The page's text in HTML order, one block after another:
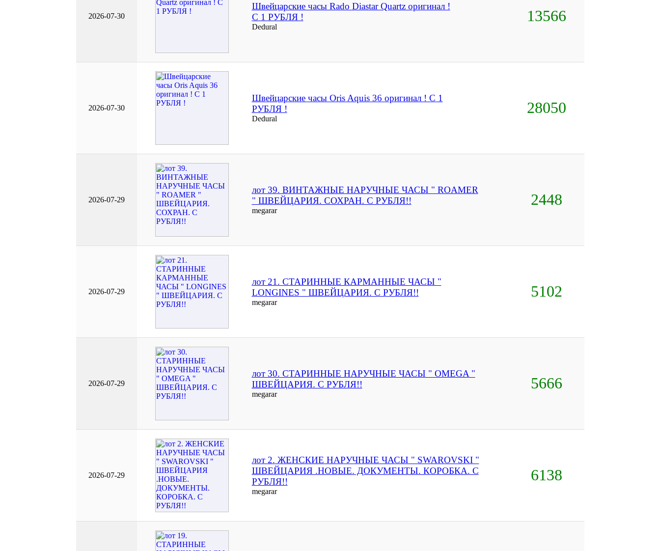
2026-07-30
Швейцарские часы Rado Diastar Quartz оригинал !
С 1 РУБЛЯ !
Dedural
13566
2026-07-30
Швейцарские часы Oris Aquis 36 оригинал ! С 1
РУБЛЯ !
Dedural
28050
2026-07-29
лот 39. ВИНТАЖНЫЕ НАРУЧНЫЕ ЧАСЫ " ROAMER
" ШВЕЙЦАРИЯ. СОХРАН. С РУБЛЯ!!
megarar
2448
2026-07-29
лот 21. СТАРИННЫЕ КАРМАННЫЕ ЧАСЫ "
LONGINES " ШВЕЙЦАРИЯ. С РУБЛЯ!!
megarar
5102
2026-07-29
лот 30. СТАРИННЫЕ НАРУЧНЫЕ ЧАСЫ " OMEGA "
ШВЕЙЦАРИЯ. С РУБЛЯ!!
megarar
5666
2026-07-29
лот 2. ЖЕНСКИЕ НАРУЧНЫЕ ЧАСЫ " SWAROVSKI "
ШВЕЙЦАРИЯ .НОВЫЕ. ДОКУМЕНТЫ. КОРОБКА. С
РУБЛЯ!!
megarar
6138